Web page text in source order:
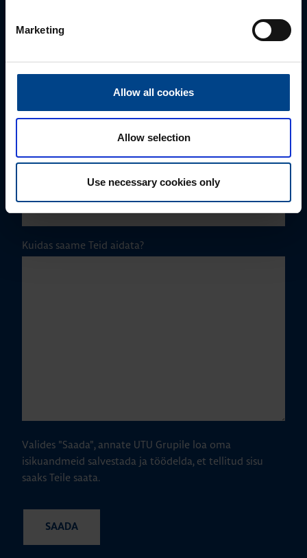
Marketing
Allow all cookies
Allow selection
Use necessary cookies only
Ettevõte
Telefoni number
Kuidas saame Teid aidata?
Valides "Saada", annate UTU Grupile loa oma
isikuandmeid salvestada ja töödelda, et tellitud sisu
saaks Teile saata.